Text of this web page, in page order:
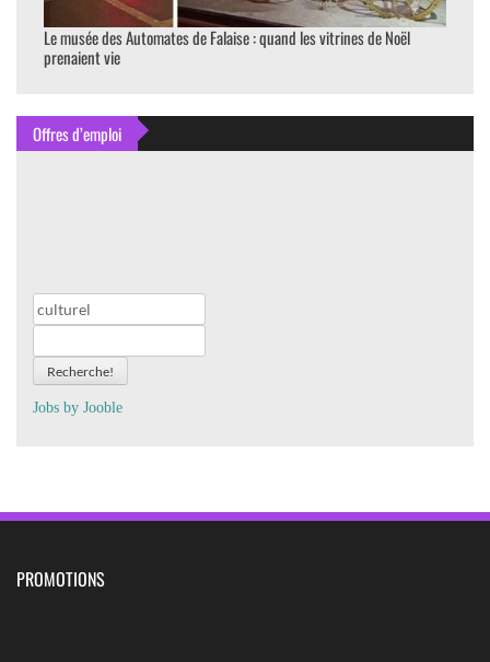
Le musée des Automates de Falaise : quand les vitrines de Noël
prenaient vie
Offres d’emploi
Recherche!
Jobs by Jooble
PROMOTIONS